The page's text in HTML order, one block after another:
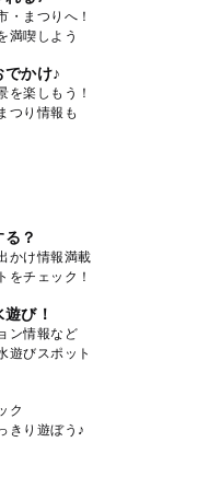
・まつりへ！
満喫しよう
かけ♪
を楽しもう！
つり情報も
？
かけ情報満載
をチェック！
び！
ン情報など
遊びスポット
ク
きり遊ぼう♪